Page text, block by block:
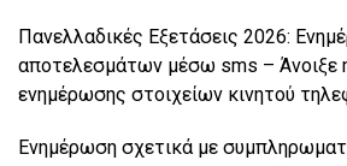
Πανελλαδικές Εξετάσεις 2026:
αποτελεσμάτων μέσω sms – Άνοιξε
ενημέρωσης στοιχείων κινητού
Ενημέρωση σχετικά με